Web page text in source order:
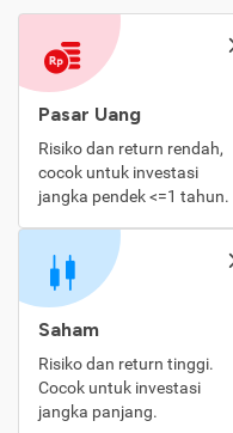
Pasar Uang
Risiko dan return rendah,
cocok untuk investasi
jangka pendek <=1 tahun.
Saham
Risiko dan return tinggi.
Cocok untuk investasi
jangka panjang.